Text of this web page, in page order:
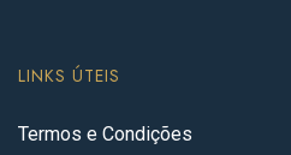
LINKS ÚTEIS
Termos e Condições